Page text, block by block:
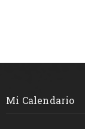
Mi Calendario